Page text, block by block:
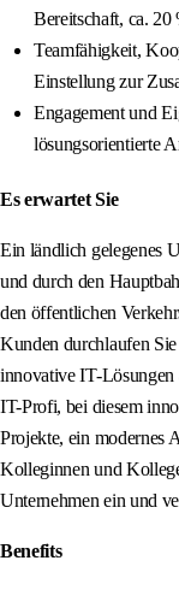
Bereitschaft, ca. 20
Teamfähigkeit,
Einstellung zur
Engagement und
lösungsorientierte
Es erwartet Sie
Ein ländlich gelegenes
und durch den
den öffentlichen
Kunden durchlaufen
innovative IT-Lösungen
IT-Profi, bei diesem
Projekte, ein modernes
Kolleginnen und
Unternehmen ein und
Benefits